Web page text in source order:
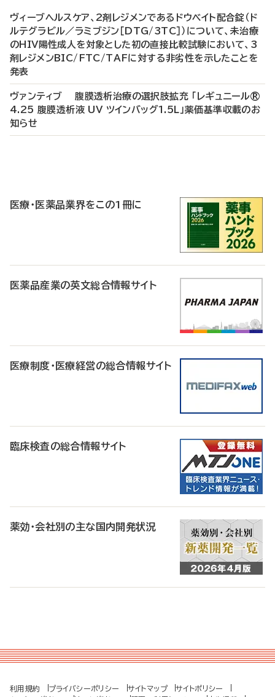
ヴィーブヘルスケア、2剤レジメンであるドウベイト配合錠（ド
ルテグラビル／ラミブジン［DTG/3TC］）について、未治療
のHIV陽性成人を対象とした初の直接比較試験において、3
剤レジメンBIC/FTC/TAFに対する非劣性を示したことを
発表
ヴァンティブ 腹膜透析治療の選択肢拡充 「レギュニール®
4.25 腹膜透析液 UV ツインバッグ1.5L」薬価基準収載のお
知らせ
医療・医薬品業界をこの1冊に
医薬品産業の英文総合情報サイト
医療制度・医療経営の総合情報サイト
臨床検査の総合情報サイト
薬効・会社別の主な国内開発状況
利用規約 プライバシーポリシー サイトマップ
サイトポリシー